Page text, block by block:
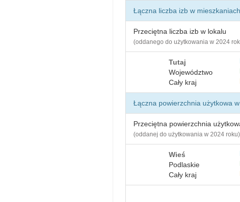
Łączna liczba izb w
Przeciętna liczba izb w lokalu
(oddanego do użytkowania w 2024
Tutaj
Województwo
Cały kraj
Łączna powierzchnia użytkowa
Przeciętna powierzchnia
(oddanej do użytkowania w 2024 roku)
Wieś
Podlaskie
Cały kraj